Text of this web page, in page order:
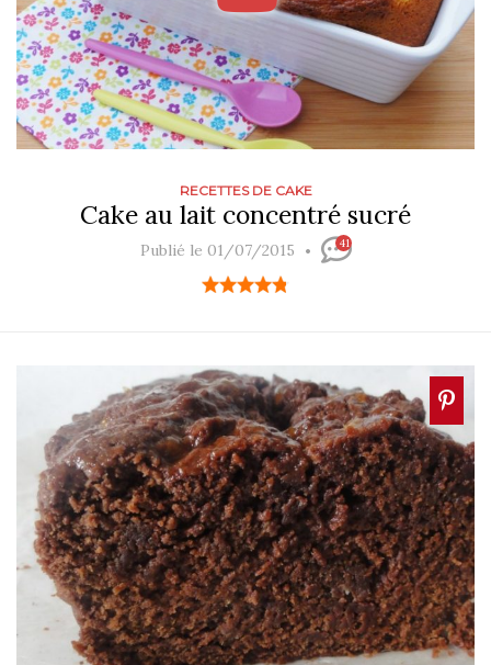
RECETTES DE CAKE
Cake au lait concentré sucré
Publié le 01/07/2015 41